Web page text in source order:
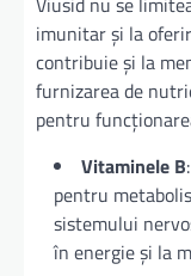
imunitar și la
contribuie și la
furnizarea de
pentru
Vitaminele B
pentru
sistemului
în energie și la